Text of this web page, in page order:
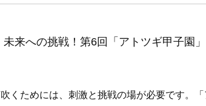
未来への挑戦！第6回「アトツギ甲子園
くためには、刺激と挑戦の場が必要です。「